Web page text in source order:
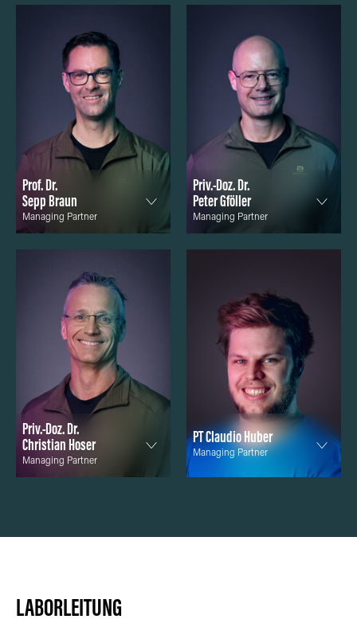
Prof. Dr.
Sepp Braun
Managing Partner
Priv.-Doz. Dr.
Peter Gföller
Managing Partner
Priv.-Doz. Dr.
Christian Hoser
Managing Partner
PT Claudio Huber
Managing Partner
LABORLEITUNG